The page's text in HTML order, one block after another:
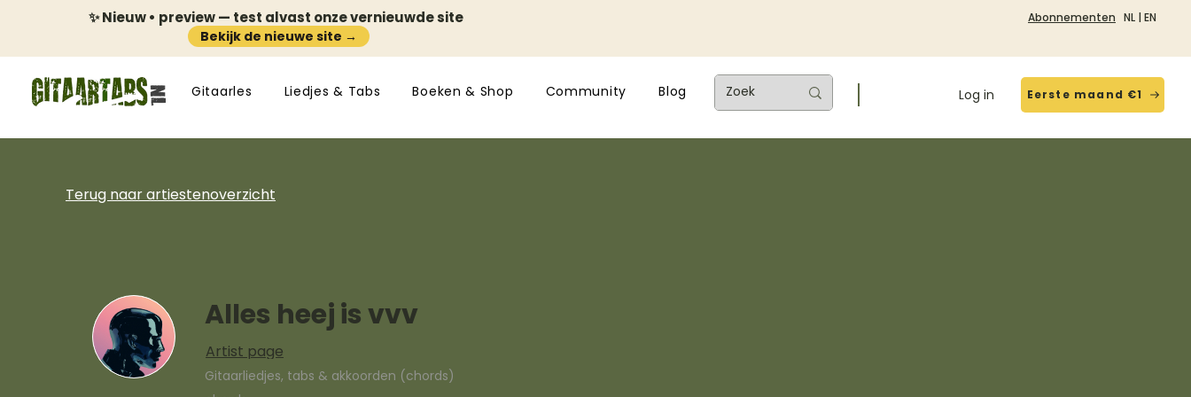
✨ Nieuw • preview — test alvast onze vernieuwde site
Bekijk de nieuwe site →
Abonnementen NL | EN
Gitaarles Liedjes & Tabs Boeken & Shop Community Blog Log in Eerste maand €1
Terug naar artiestenoverzicht
Alles heej is vvv
Artist page
Gitaarliedjes, tabs & akkoorden (chords)